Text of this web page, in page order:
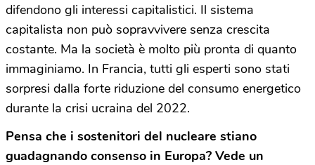
difendono gli interessi capitalistici. Il sistema
capitalista non può sopravvivere senza crescita
costante. Ma la società è molto più pronta di quanto
immaginiamo. In Francia, tutti gli esperti sono stati
sorpresi dalla forte riduzione del consumo energetico
durante la crisi ucraina del 2022.
Pensa che i sostenitori del nucleare stiano
guadagnando consenso in Europa? Vede un